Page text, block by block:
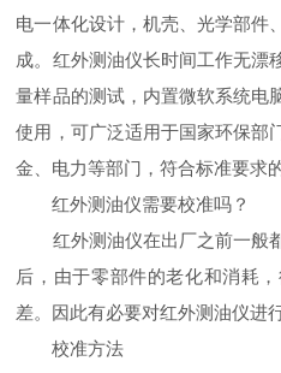
电一体化设计，机壳、光学部件
成。红外测油仪长时间工作无漂
量样品的测试，内置微软系统电
使用，可广泛适用于国家环保部
金、电力等部门，符合标准要求
红外测油仪需要校准吗？
红外测油仪在出厂之前一般
后，由于零部件的老化和消耗
差。因此有必要对红外测油仪进
校准方法